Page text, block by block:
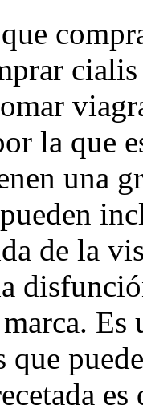
la que
una
de la
que
es